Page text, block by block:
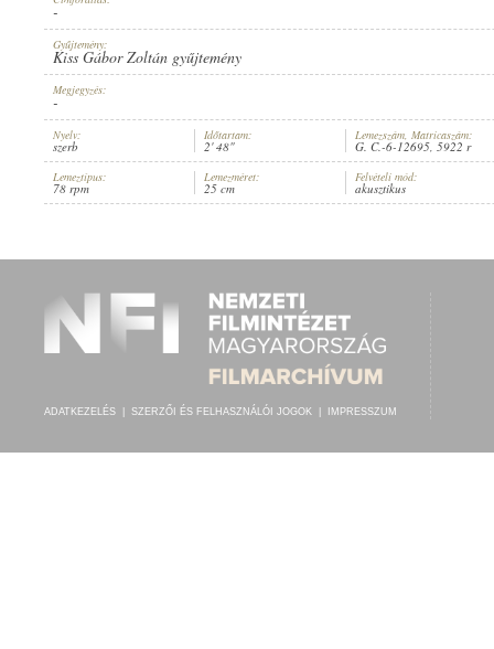
ELŐADÓ: DUSAN MITROVIC,ISMERTLEN ZENÉSZ (HEGEDŰ,ZONGORA)
LEMEZSZÁM:
-
Gyűjtemény:
Kiss Gábor Zoltán gyűjtemény
Megjegyzés:
-
Nyelv:
szerb
Időtartam:
2' 48"
Lemezszám, Matricaszám:
G. C.-6-12695, 5922 r
Lemeztípus:
78 rpm
Lemezméret:
25 cm
Felvételi mód:
akusztikus
ADATKEZELÉS SZERZŐI ÉS FELHASZNÁLÓI JOGOK IMPRESSZUM